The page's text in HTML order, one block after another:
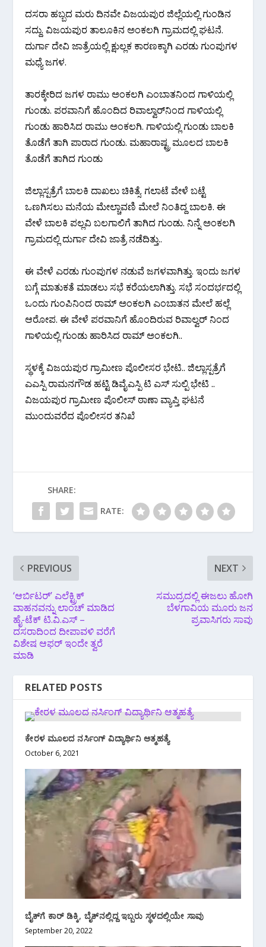
ದಸರಾ ಹಬ್ಬದ ಮರು ದಿನವೇ ವಿಜಯಪುರ ಜಿಲ್ಲೆಯಲ್ಲಿ ಗುಂಡಿನ
ಸದ್ದು. ವಿಜಯಪುರ ತಾಲೂಕಿನ ಅಂಕಲಗಿ ಗ್ರಾಮದಲ್ಲಿ ಘಟನೆ.
ದುರ್ಗಾ ದೇವಿ ಜಾತ್ರೆಯ‌ಲ್ಲಿ ಕ್ಷುಲ್ಲಕ ಕಾರಣಕ್ಕಾಗಿ ಎರಡು ಗುಂಪುಗಳ
ಮಧ್ಯೆ ಜಗಳ.
ತಾರಕ್ಕೇರಿದ ಜಗಳ ರಾಮು ಅಂಕಲಗಿ ಎಂಬಾತನಿಂದ ಗಾಳಿಯಲ್ಲಿ
ಗುಂಡು. ಪರವಾನಿಗೆ ಹೊಂದಿದ ರಿವಾಲ್ವಾರ್‌ನಿಂದ ಗಾಳಿಯಲ್ಲಿ
ಗುಂಡು ಹಾರಿಸಿದ ರಾಮು ಅಂಕಲಗಿ. ಗಾಳಿಯಲ್ಲಿ ಗುಂಡು ಬಾಲಕಿ
ತೊಡೆಗೆ ತಾಗಿ ಪಾರಾದ ಗುಂಡು. ಮಹಾರಾಷ್ಟ್ರ ಮೂಲದ ಬಾಲಕಿ
ತೊಡೆಗೆ ತಾಗಿದ ಗುಂಡು
ಜಿಲ್ಲಾಸ್ಪತ್ರೆಗೆ ಬಾಲಕಿ ದಾಖಲು ಚಿಕಿತ್ಸೆ. ಗಲಾಟೆ ವೇಳೆ ಬಟ್ಟೆ
ಒಣಗಿಸಲು ಮನೆಯ ಮೇಲ್ಚಾವಣಿ ಮೇಲೆ ನಿಂತಿದ್ದ ಬಾಲಕಿ. ಈ
ವೇಳೆ ಬಾಲಕಿ ಪಲ್ಲವಿ ಬಲಗಾಲಿಗೆ ತಾಗಿದ ಗುಂಡು. ನಿನ್ನೆ ಅಂಕಲಗಿ
ಗ್ರಾಮದಲ್ಲಿ ದುರ್ಗಾ ದೇವಿ ಜಾತ್ರೆ ನಡೆದಿತ್ತು..
ಈ ವೇಳೆ ಎರಡು ಗುಂಪುಗಳ ನಡುವೆ ಜಗಳವಾಗಿತ್ತು. ಇಂದು ಜಗಳ
ಬಗ್ಗೆ ಮಾತುಕತೆ ಮಾಡಲು ಸಭೆ ಕರೆಯಲಾಗಿತ್ತು. ಸಭೆ ಸಂದರ್ಭದಲ್ಲಿ
ಒಂದು ಗುಂಪಿನಿಂದ ರಾಮ್ ಅಂಕಲಗಿ ಎಂಬಾತನ ಮೇಲೆ ಹಲ್ಲೆ
ಆರೋಪ. ಈ ವೇಳೆ ಪರವಾನಿಗೆ ಹೊಂದಿರುವ ರಿವಾಲ್ವರ್ ನಿಂದ
ಗಾಳಿಯಲ್ಲಿ ಗುಂಡು ಹಾರಿಸಿದ ರಾಮ್ ಅಂಕಲಗಿ..
ಸ್ಥಳಕ್ಕೆ ವಿಜಯಪುರ ಗ್ರಾಮೀಣ ಪೊಲೀಸರ ಭೇಟಿ.. ಜಿಲ್ಲಾಸ್ಪತ್ರೆಗೆ
ಎಎಸ್ಪಿ ರಾಮನಗೌಡ ಹಟ್ಟಿ ಡಿವೈಎಸ್ಪಿ ಟಿ ಎಸ್ ಸುಲ್ಪಿ ಭೇಟಿ ..
ವಿಜಯಪುರ ಗ್ರಾಮೀಣ ಪೊಲೀಸ್ ಠಾಣಾ ವ್ಯಾಪ್ತಿ ಘಟನೆ
ಮುಂದುವರೆದ‌ ಪೊಲೀಸರ ತನಿಖೆ
SHARE:
RATE:
PREVIOUS
‘ಆರ್ಬಿಟರ್’ ಎಲೆಕ್ಟ್ರಿಕ್
ವಾಹನವನ್ನು ಲಾಂಚ್ ಮಾಡಿದ
ಹೈ-ಟೆಕ್ ಟಿ.ವಿ.ಎಸ್ –
ದಸರಾದಿಂದ ದೀಪಾವಳಿ ವರೆಗೆ
ವಿಶೇಷ ಆಫರ್ ಇಂದೇ ತ್ವರೆ
ಮಾಡಿ
NEXT
ಸಮುದ್ರದಲ್ಲಿ ಈಜಲು ಹೋಗಿ
ಬೆಳಗಾವಿಯ ಮೂರು ಜನ
ಪ್ರವಾಸಿಗರು ಸಾವು
RELATED POSTS
ಕೇರಳ ಮೂಲದ ನರ್ಸಿಂಗ್ ವಿದ್ಯಾರ್ಥಿನಿ ಆತ್ಮಹತ್ಯೆ
October 6, 2021
ಬೈಕ್‌ಗೆ ಕಾರ್ ಡಿಕ್ಕಿ, ಬೈಕ್‌ನಲ್ಲಿದ್ದ ಇಬ್ಬರು ಸ್ಥಳದಲ್ಲಿಯೇ ಸಾವು
September 20, 2022